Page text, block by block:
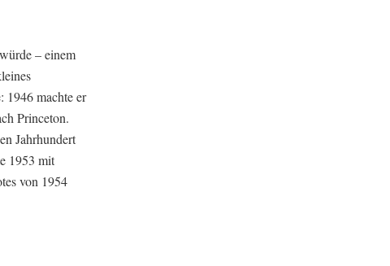
– einem
1946 machte er
Princeton.
Jahrhundert
1953 mit
von 1954